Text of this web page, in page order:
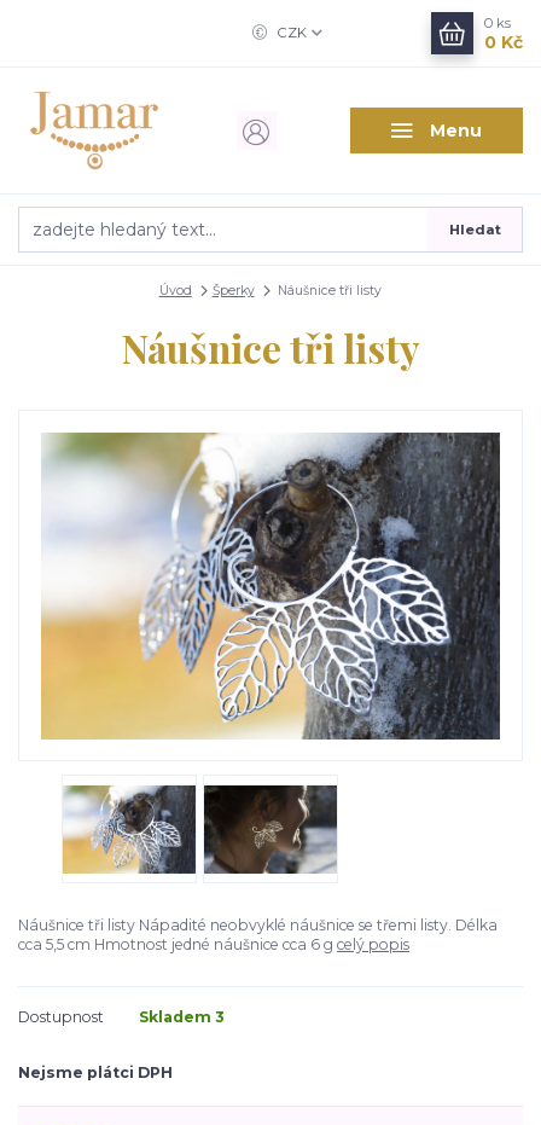
Menu
CZK
Hledat
0 ks
0 Kč
Úvod Šperky Náušnice tři listy
Náušnice tři listy
Náušnice tři listy Nápadité neobvyklé náušnice se třemi listy. Délka
cca 5,5 cm Hmotnost jedné náušnice cca 6 g celý popis
Dostupnost Skladem 3
Nejsme plátci DPH